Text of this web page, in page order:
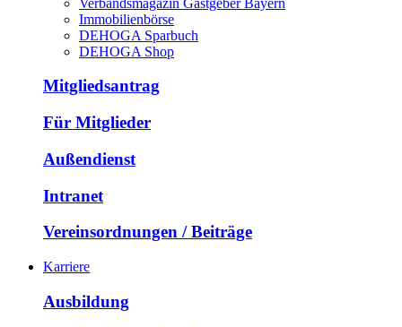
Immobilienbörse
DEHOGA Sparbuch
DEHOGA Shop
Mitgliedsantrag
Für Mitglieder
Außendienst
Intranet
Vereinsordnungen / Beiträge
Karriere
Ausbildung